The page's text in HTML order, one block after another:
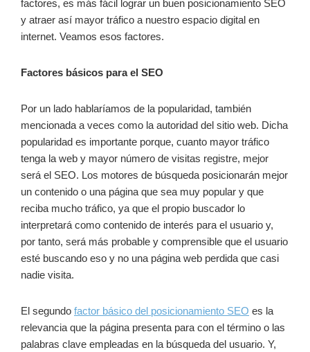
factores, es más fácil lograr un buen posicionamiento SEO
y atraer así mayor tráfico a nuestro espacio digital en
internet. Veamos esos factores.
Factores básicos para el SEO
Por un lado hablaríamos de la popularidad, también
mencionada a veces como la autoridad del sitio web. Dicha
popularidad es importante porque, cuanto mayor tráfico
tenga la web y mayor número de visitas registre, mejor
será el SEO. Los motores de búsqueda posicionarán mejor
un contenido o una página que sea muy popular y que
reciba mucho tráfico, ya que el propio buscador lo
interpretará como contenido de interés para el usuario y,
por tanto, será más probable y comprensible que el usuario
esté buscando eso y no una página web perdida que casi
nadie visita.
El segundo factor básico del posicionamiento SEO es la
relevancia que la página presenta para con el término o las
palabras clave empleadas en la búsqueda del usuario. Y,